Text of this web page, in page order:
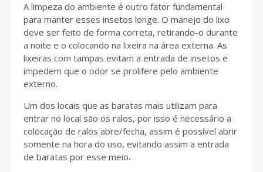
A limpeza do ambiente é outro fator fundamental
para manter esses insetos longe. O manejo do lixo
deve ser feito de forma correta, retirando-o durante
a noite e o colocando na lixeira na área externa. As
lixeiras com tampas evitam a entrada de insetos e
impedem que o odor se prolifere pelo ambiente
externo.
Um dos locais que as baratas mais utilizam para
entrar no local são os ralos, por isso é necessário a
colocação de ralos abre/fecha, assim é possível abrir
somente na hora do uso, evitando assim a entrada
de baratas por esse meio.